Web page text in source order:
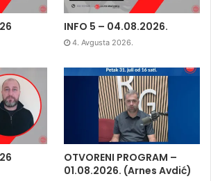
INFO 5 – 04.08.2026.
4. Avgusta 2026.
OTVORENI PROGRAM –
01.08.2026. (Arnes Avdić)